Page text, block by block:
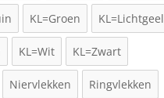
KL=Groen KL=Lichtgeel
KL=Wit KL=Zwart
Niervlekken Ringvlekken